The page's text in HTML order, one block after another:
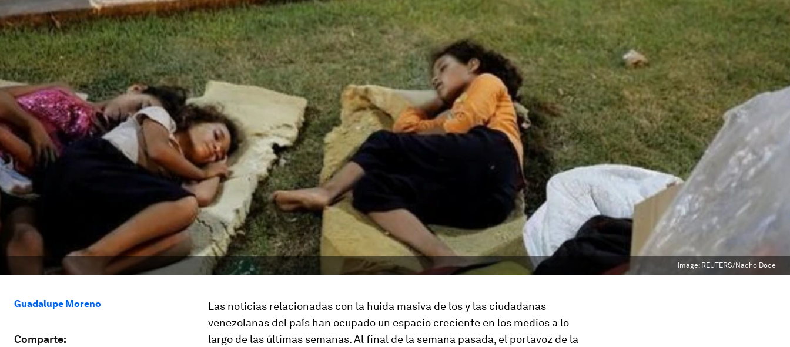
Image: REUTERS/Nacho Doce
Guadalupe Moreno
Comparte:
Las noticias relacionadas con la huida masiva de los y las ciudadanas
venezolanas del país han ocupado un espacio creciente en los medios a lo
largo de las últimas semanas. Al final de la semana pasada, el portavoz de la